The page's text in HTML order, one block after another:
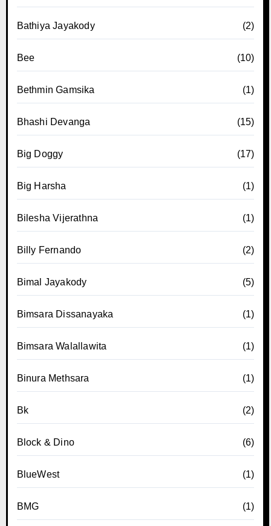
Bathiya Jayakody (2)
Bee (10)
Bethmin Gamsika (1)
Bhashi Devanga (15)
Big Doggy (17)
Big Harsha (1)
Bilesha Vijerathna (1)
Billy Fernando (2)
Bimal Jayakody (5)
Bimsara Dissanayaka (1)
Bimsara Walallawita (1)
Binura Methsara (1)
Bk (2)
Block & Dino (6)
BlueWest (1)
BMG (1)